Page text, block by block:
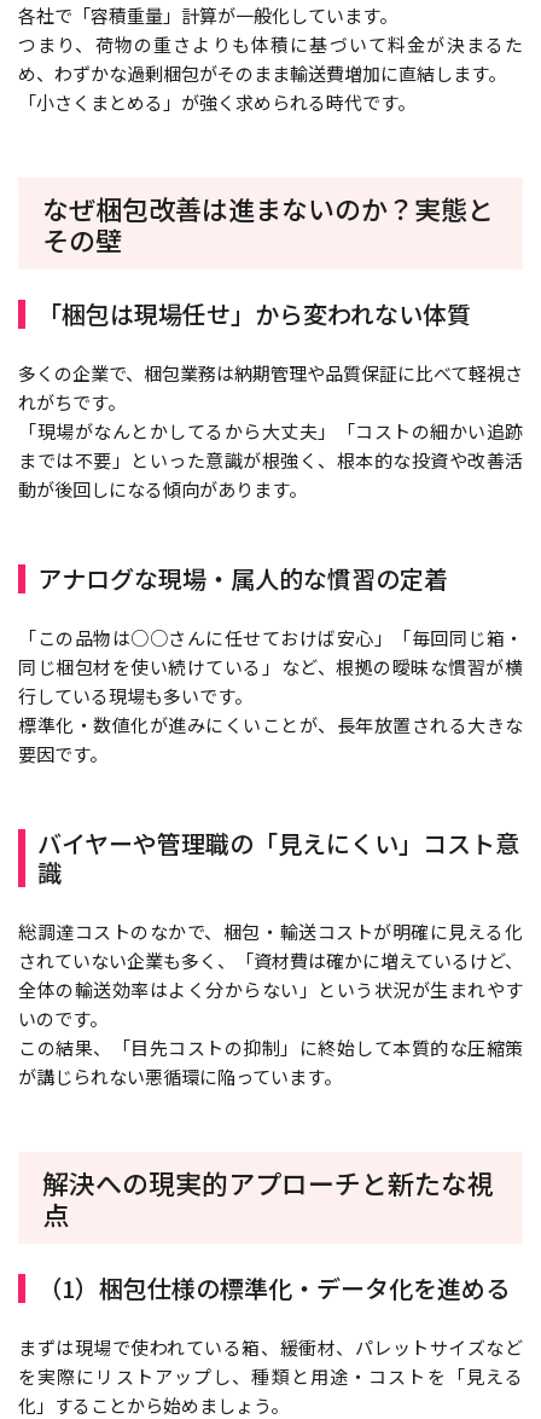
各社で「容積重量」計算が一般化しています。
つまり、荷物の重さよりも体積に基づいて料金が決まるた
め、わずかな過剰梱包がそのまま輸送費増加に直結します。
「小さくまとめる」が強く求められる時代です。
なぜ梱包改善は進まないのか？実態と
その壁
「梱包は現場任せ」から変われない体質
多くの企業で、梱包業務は納期管理や品質保証に比べて軽視さ
れがちです。
「現場がなんとかしてるから大丈夫」「コストの細かい追跡
までは不要」といった意識が根強く、根本的な投資や改善活
動が後回しになる傾向があります。
アナログな現場・属人的な慣習の定着
「この品物は○○さんに任せておけば安心」「毎回同じ箱・
同じ梱包材を使い続けている」など、根拠の曖昧な慣習が横
行している現場も多いです。
標準化・数値化が進みにくいことが、長年放置される大きな
要因です。
バイヤーや管理職の「見えにくい」コスト意
識
総調達コストのなかで、梱包・輸送コストが明確に見える化
されていない企業も多く、「資材費は確かに増えているけど、
全体の輸送効率はよく分からない」という状況が生まれやす
いのです。
この結果、「目先コストの抑制」に終始して本質的な圧縮策
が講じられない悪循環に陥っています。
解決への現実的アプローチと新たな視
点
（1）梱包仕様の標準化・データ化を進める
まずは現場で使われている箱、緩衝材、パレットサイズなど
を実際にリストアップし、種類と用途・コストを「見える
化」することから始めましょう。